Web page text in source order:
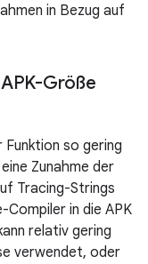
in Bezug auf
Größe
so gering
Zunahme der
Tracing-Strings
in die APK
relativ gering
verwendet, oder